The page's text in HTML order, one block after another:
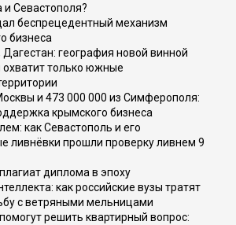
Севастополя?
беспрецедентный механизм
бизнеса
география новой винной
только южные
и 473 000 000 из Симферополя:
крымского бизнеса
как Севастополь и его
ливнёвки прошли проверку ливнем 9
диплома в эпоху
как российские вузы тратят
с ветряными мельницами
решить квартирный вопрос: